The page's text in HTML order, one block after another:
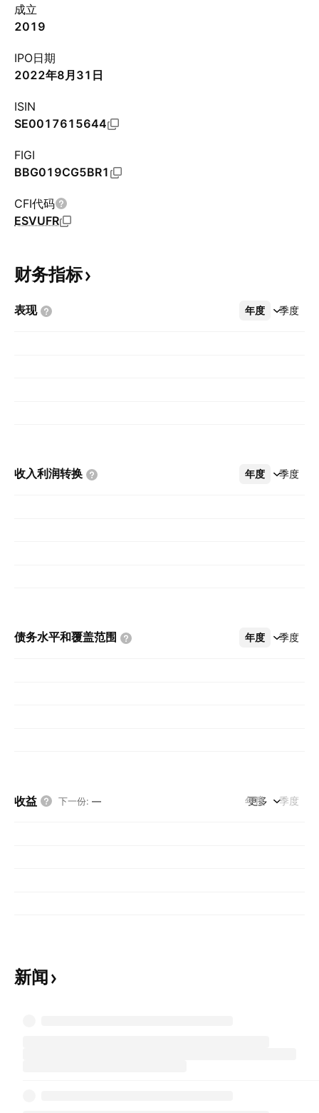
成立
2019
IPO日期
2022年8月31日
ISIN
SE0017615644
FIGI
BBG019CG5BR1
CFI代码
ESVUFR
财务指标
表现 年度 季度
更多
收入利润转换 年度 季度
更多
债务水平和覆盖范围 年度 季度
更多
收益 下一份: — 年度 季度
更多
新闻